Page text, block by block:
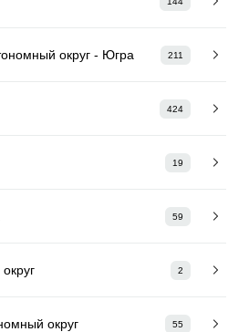
округ - Югра 211
424
19
59
2
округ 55